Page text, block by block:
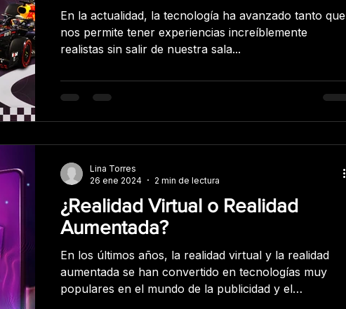
En la actualidad, la tecnología ha avanzado tanto que
nos permite tener experiencias increíblemente
realistas sin salir de nuestra sala...
¿Realidad Virtual o Realidad
Aumentada?
En los últimos años, la realidad virtual y la realidad
aumentada se han convertido en tecnologías muy
populares en el mundo de la publicidad y el
Lina Torres
26 ene 2024
2 min de lectura